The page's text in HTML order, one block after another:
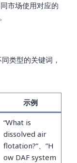
市场使用对应的
类型的关键词，
示例
“What is
dissolved air
flotation?”、”H
ow DAF system